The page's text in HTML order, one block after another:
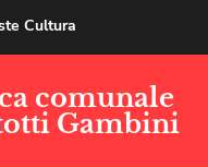
Cultura
comunale
Gambini